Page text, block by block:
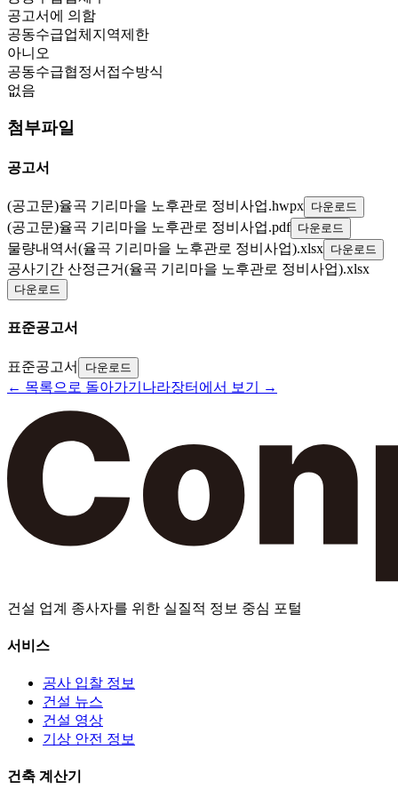
공고서에 의함
공동수급업체지역제한
아니오
공동수급협정서접수방식
없음
첨부파일
공고서
(공고문)율곡 기리마을 노후관로 정비사업.hwpx 다운로드
(공고문)율곡 기리마을 노후관로 정비사업.pdf 다운로드
물량내역서(율곡 기리마을 노후관로 정비사업).xlsx 다운로드
공사기간 산정근거(율곡 기리마을 노후관로 정비사업).xlsx
다운로드
표준공고서
표준공고서 다운로드
← 목록으로 돌아가기 나라장터에서 보기 →
건설 업계 종사자를 위한 실질적 정보 중심 포털
서비스
공사 입찰 정보
건설 뉴스
건설 영상
기상 안전 정보
건축 계산기